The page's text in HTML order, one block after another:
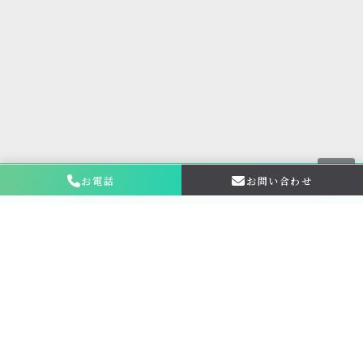
お問い合わせ・ 相談はこちら
お電話 お問い合わせ